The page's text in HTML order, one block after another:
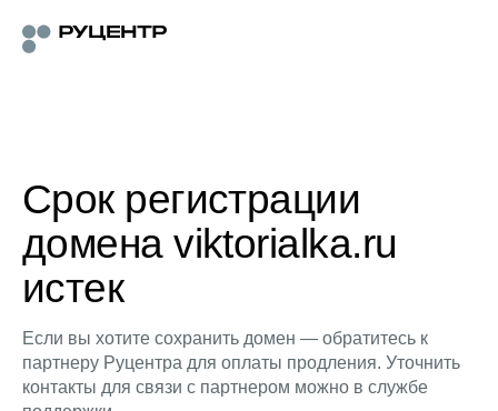
Срок регистрации
домена viktorialka.ru
истек
Если вы хотите сохранить домен — обратитесь к
партнеру Руцентра для оплаты продления. Уточнить
контакты для связи с партнером можно в службе